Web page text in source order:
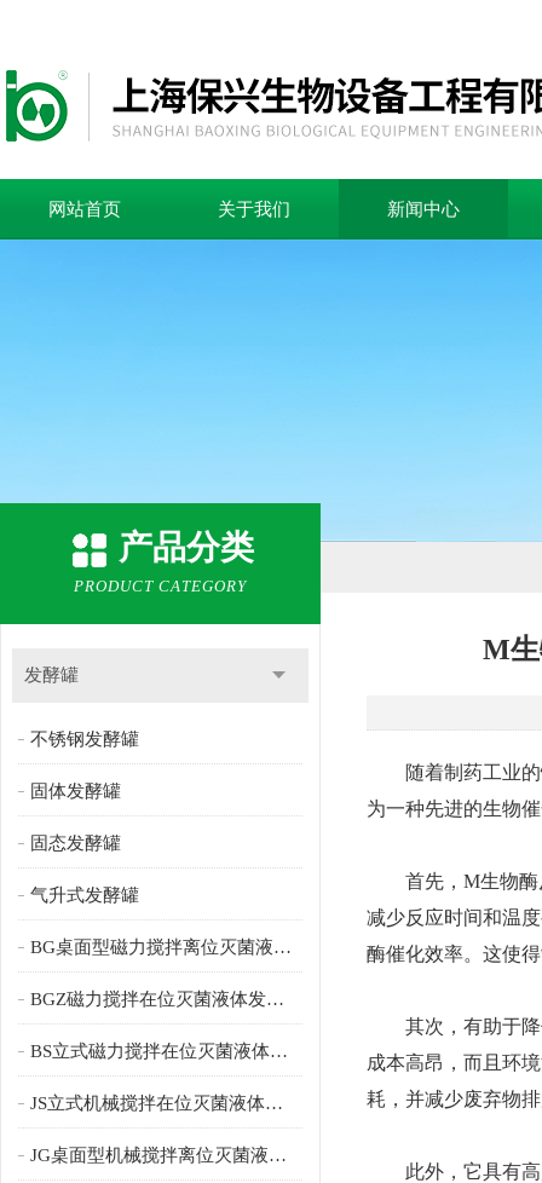
网站首页 关于我们 新闻中心
产品分类
PRODUCT CATEGORY
发酵罐
不锈钢发酵罐
固体发酵罐
固态发酵罐
气升式发酵罐
BG桌面型磁力搅拌离位灭菌液体发酵罐
BGZ磁力搅拌在位灭菌液体发酵罐
BS立式磁力搅拌在位灭菌液体发酵罐
JS立式机械搅拌在位灭菌液体发酵罐
JG桌面型机械搅拌离位灭菌液体发酵罐
M
随着制药工业的
为一种先进的生物
首先，M生物酶反
减少反应时间和温
酶催化效率。这使
其次，有助于降
成本高昂，而且环
耗，并减少废弃物
此外，它具有高